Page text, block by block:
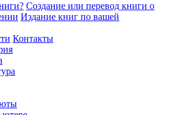
Создание или перевод книги о
Издание книг по вашей
Контакты